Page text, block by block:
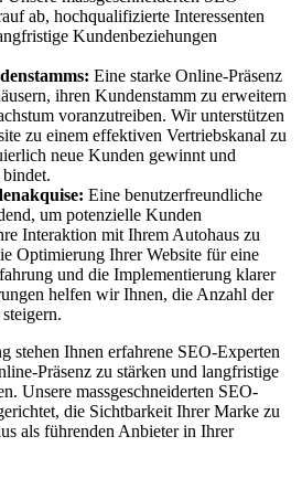
ab, hochqualifizierte Interessenten
Kundenbeziehungen
Eine starke Online-Präsenz
ihren Kundenstamm zu erweitern
voranzutreiben. Wir unterstützen
zu einem effektiven Vertriebskanal zu
neue Kunden gewinnt und
Eine benutzerfreundliche
um potenzielle Kunden
Interaktion mit Ihrem Autohaus zu
Optimierung Ihrer Website für eine
und die Implementierung klarer
helfen wir Ihnen, die Anzahl der
stehen Ihnen erfahrene SEO-Experten
Präsenz zu stärken und langfristige
Unsere massgeschneiderten SEO-
die Sichtbarkeit Ihrer Marke zu
als führenden Anbieter in Ihrer